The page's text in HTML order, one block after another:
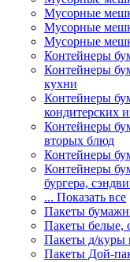
Мусорные
Мусорные
Мусорные
Контейнеры
Контейнеры
кухни
Контейнеры
кондитерских
Контейнеры
вторых блюд
Контейнеры
Контейнеры
бургера,
... Показать все
Пакеты
Пакеты белые,
Пакеты д/куры
Пакеты Дой-